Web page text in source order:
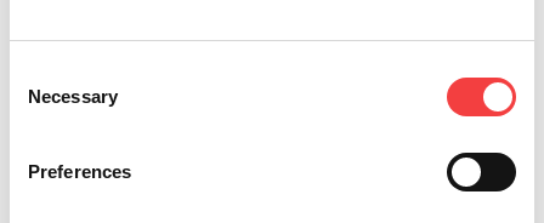
Selection
Necessary
Preferences
¡ACTUALIZACIÓN DEL SOFTWARE LIGER: